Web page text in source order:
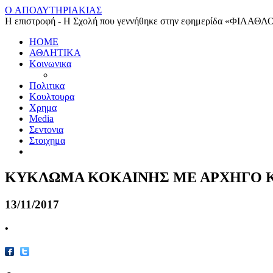
O ΑΠΟΔΥΤΗΡΙΑΚΙΑΣ
Η επιστροφή - Η Σχολή που γεννήθηκε στην εφημερίδα
HOME
ΑΘΛΗΤΙΚΑ
Κοινωνικα
Πολιτικα
Κουλτουρα
Χρημα
Media
Σεντονια
Στοιχημα
ΚΥΚΛΩΜΑ ΚΟΚΑΙΝΗΣ ΜΕ ΑΡΧΗΓΟ
13/11/2017
•